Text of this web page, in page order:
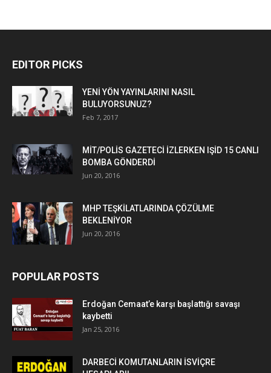
EDITOR PICKS
YENİ YÖN YAYINLARINI NASIL
BULUYORSUNUZ?
Feb 7, 2017
MİT/POLİS GAZETECİ İZLERKEN IŞİD 15 CANLI
BOMBA GÖNDERDİ
Jun 20, 2016
MHP TEŞKİLATLARINDA ÇÖZÜLME
BEKLENİYOR
Jun 20, 2016
POPULAR POSTS
Erdoğan Cemaat’e karşı başlattığı savaşı
kaybetti
Jan 25, 2016
DARBECİ KOMUTANLARIN İSVİÇRE